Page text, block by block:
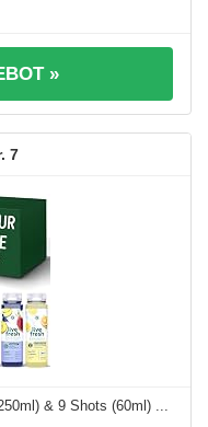
»
7
& 9 Shots (60ml) ...